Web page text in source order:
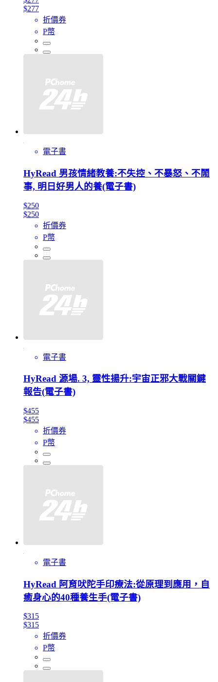
$277
折價券
P幣
電子書
HyRead 男孩情緒教養:不失控、不暴怒、不鬧
事, 明日好男人的養(電子書)
$250
$250
折價券
P幣
電子書
HyRead 源場. 3, 靈性揚升:宇宙正邪大戰關鍵
報告(電子書)
$455
$455
折價券
P幣
電子書
HyRead 阿育吠陀手印療法:從原理到應用，自
癒身心的40種養生手(電子書)
$315
$315
折價券
P幣